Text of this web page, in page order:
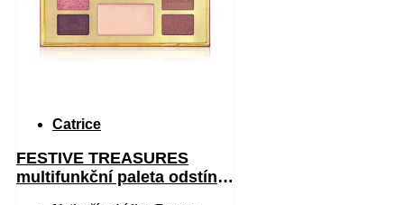
Catrice
FESTIVE TREASURES
multifunkční paleta odstín